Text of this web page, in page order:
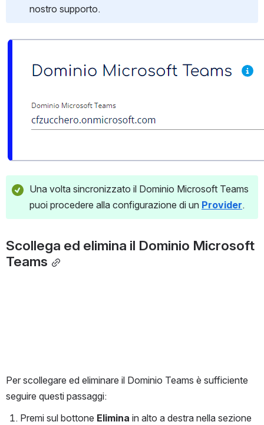
nostro supporto.
Una volta sincronizzato il Dominio Microsoft Teams
puoi procedere alla configurazione di un Provider.
Scollega ed elimina il Dominio Microsoft
Teams
Per scollegare ed eliminare il Dominio Teams è sufficiente
seguire questi passaggi:
Premi sul bottone Elimina in alto a destra nella sezione